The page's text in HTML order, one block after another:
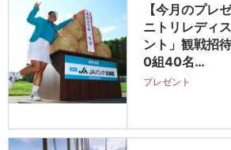
【今月のプレ
ニトリレディ
ント」観戦招
0組40名…
プレゼント